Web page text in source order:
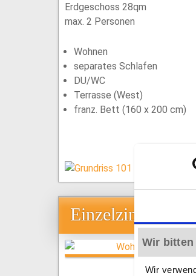
Wir
Wir
Erdgeschoss 28qm
max. 2 Personen
Wohnen
separates Schlafen
DU/WC
Terrasse (West)
franz. Bett (160 x 200 cm)
Einzelzimmer